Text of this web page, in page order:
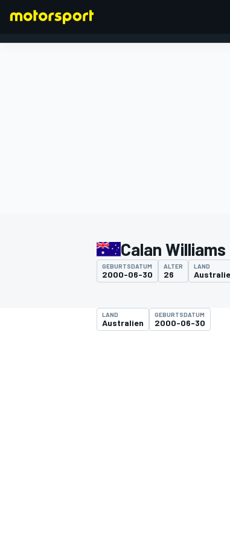
Calan Williams
GEBURTSDATUM
2000-06-30
ALTER
26
LAND
LAND
Australien
GEBURTSDATUM
2000-06-30